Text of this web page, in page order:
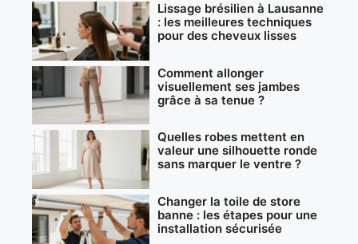
Lissage brésilien à Lausanne
: les meilleures techniques
pour des cheveux lisses
Comment allonger
visuellement ses jambes
grâce à sa tenue ?
Quelles robes mettent en
valeur une silhouette ronde
sans marquer le ventre ?
Changer la toile de store
banne : les étapes pour une
installation sécurisée